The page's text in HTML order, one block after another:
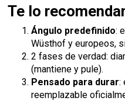
Te lo
Ángulo predefinido:
Wüsthof y europeos,
2 fases de verdad:
(mantiene y pule).
Pensado para durar:
reemplazable